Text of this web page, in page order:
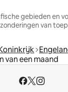
gebieden en
van
van een maand